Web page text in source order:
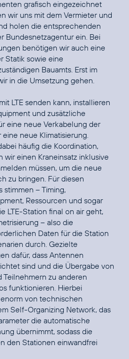
grafisch eingezeichnet
wir uns mit dem Vermieter und
holen die entsprechenden
Bundesnetzagentur ein. Bei
benötigen wir auch eine
Statik sowie eine
Bauamts. Erst im
in die Umsetzung gehen.
LTE senden kann, installieren
und zusätzliche
eine neue Verkabelung der
neue Klimatisierung.
häufig die Koordination,
wir einen Kraneinsatz inklusive
müssen, um die neue
zu bringen. Für diesen
stimmen – Timing,
Ressourcen und sogar
LTE-Station final on air geht,
– also die
Daten für die Station
durch. Gezielte
dafür, dass Antennen
sind und die Übergabe von
zu anderen
funktionieren. Hierbei
von technischen
Self-Organizing Network, das
die automatische
übernimmt, sodass die
den Stationen einwandfrei